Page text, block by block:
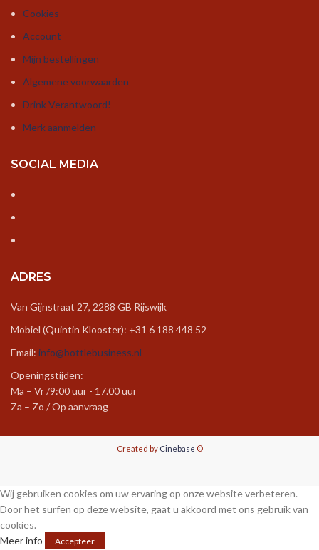
Cookies
Account
Mijn bestellingen
Algemene voorwaarden
Drink Verantwoord!
Merk aanmelden
SOCIAL MEDIA
ADRES
Van Gijnstraat 27, 2288 GB Rijswijk
Mobiel (Quintin Klooster): +31 6 188 448 52
Email: info@bottlebusiness.nl
Openingstijden:
Ma – Vr /9:00 uur - 17.00 uur
Za – Zo / Op aanvraag
Created byCinebase ©
Wij gebruiken cookies om uw ervaring op onze website verbeteren.
Door het surfen op deze website, gaat u akkoord met ons gebruik van
cookies.
Meer info
Accepteer